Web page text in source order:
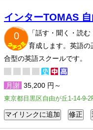
インターTOMAS
0
「話す・聞く・読
育成します。英語
合型の英語スクールです。
月謝 35,200 円～
東京都目黒区自由が丘1-14-9-